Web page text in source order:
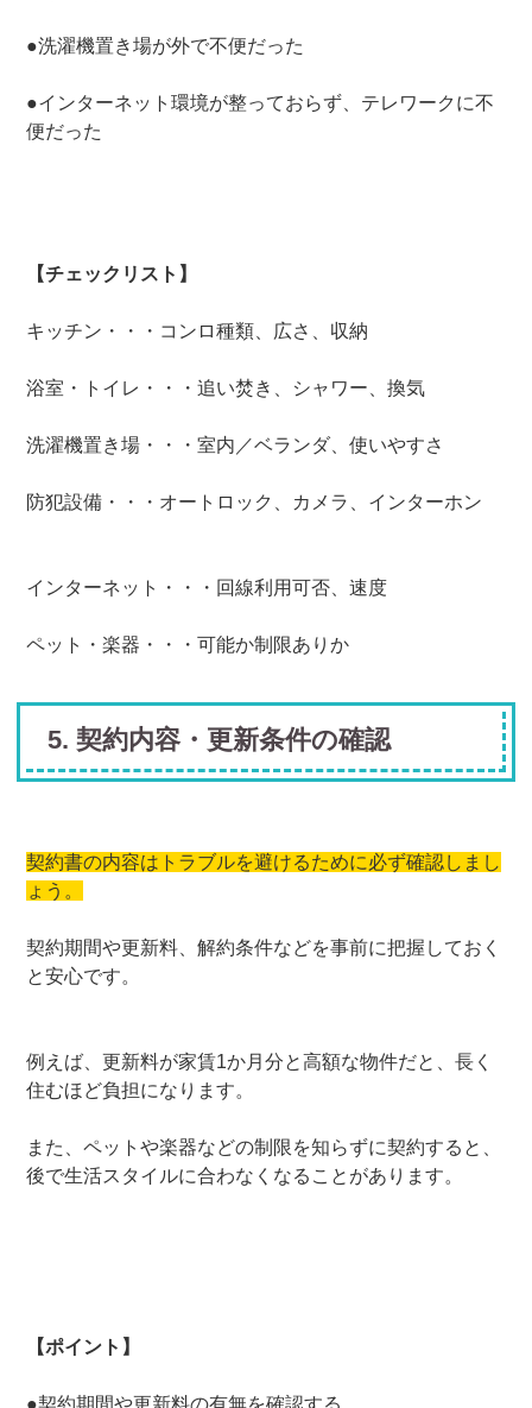
●洗濯機置き場が外で不便だった
●インターネット環境が整っておらず、テレワークに不
便だった
【チェックリスト】
キッチン・・・コンロ種類、広さ、収納
浴室・トイレ・・・追い焚き、シャワー、換気
洗濯機置き場・・・室内／ベランダ、使いやすさ
防犯設備・・・オートロック、カメラ、インターホン
インターネット・・・回線利用可否、速度
ペット・楽器・・・可能か制限ありか
5. 契約内容・更新条件の確認
契約書の内容はトラブルを避けるために必ず確認しまし
ょう。
契約期間や更新料、解約条件などを事前に把握しておく
と安心です。
例えば、更新料が家賃1か月分と高額な物件だと、長く
住むほど負担になります。
また、ペットや楽器などの制限を知らずに契約すると、
後で生活スタイルに合わなくなることがあります。
【ポイント】